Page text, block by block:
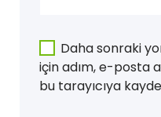
Daha sonraki
için adım, e-posta
bu tarayıcıya